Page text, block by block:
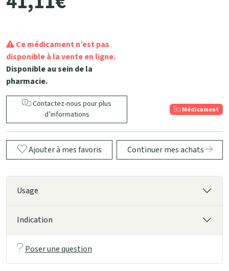
Ce médicament n’est pas
disponible à la vente en ligne.
Disponible au sein de la
pharmacie.
Contactez-nous pour plus
d’informations
Médicament
Ajouter à mes favoris Continuer mes achats
Usage
Indication
Poser une question